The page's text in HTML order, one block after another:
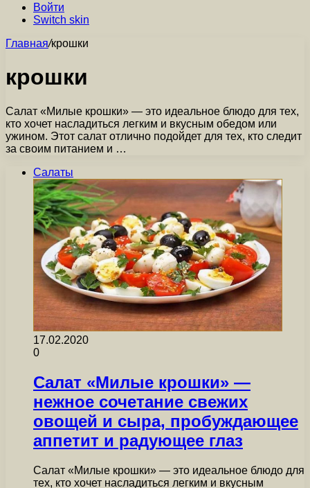
Войти
Switch skin
Главная/крошки
крошки
Салат «Милые крошки» — это идеальное блюдо для тех,
кто хочет насладиться легким и вкусным обедом или
ужином. Этот салат отлично подойдет для тех, кто следит
за своим питанием и …
Салаты
17.02.2020
0
Салат «Милые крошки» —
нежное сочетание свежих
овощей и сыра, пробуждающее
аппетит и радующее глаз
Салат «Милые крошки» — это идеальное блюдо для
тех, кто хочет насладиться легким и вкусным